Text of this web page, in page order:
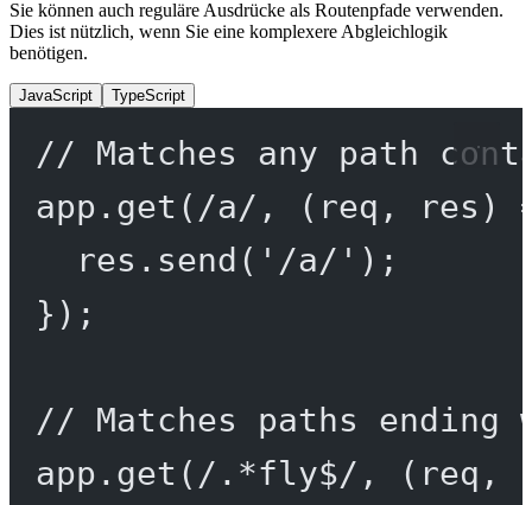
Sie können auch reguläre Ausdrücke als Routenpfade verwenden.
Dies ist nützlich, wenn Sie eine komplexere Abgleichlogik
benötigen.
JavaScript TypeScript
// Matches any path
app. get ( /a/ , ( req , res )
res. send ( '/a/' );
});
// Matches paths
app. get ( / . *fly$/ , ( req ,